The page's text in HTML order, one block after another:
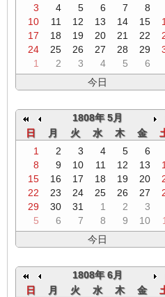
3
4 5 6 7 8
10
11 12 13 14 15
17
18 19 20 21 22
24
25 26 27 28 29
1
2 3 4 5 6
今日
1808年 5月
日
月 火 水 木 金
1
2 3 4 5 6
8
9 10 11 12 13
15
16 17 18 19 20
22
23 24 25 26 27
29
30 31 1 2 3
5
6 7 8 9 10
今日
1808年 6月
日
月 火 水 木 金